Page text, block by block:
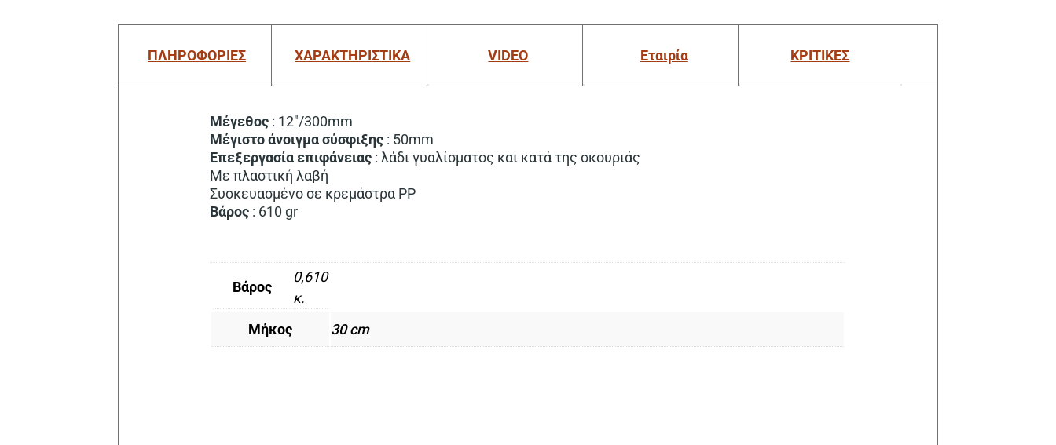
ΠΛΗΡΟΦΟΡΙΕΣ ΧΑΡΑΚΤΗΡΙΣΤΙΚΑ VIDEO Εταιρία ΚΡΙΤΙΚΕΣ
Μέγεθος : 12″/300mm
Μέγιστο άνοιγμα σύσφιξης : 50mm
Επεξεργασία επιφάνειας : λάδι γυαλίσματος και κατά της σκουριάς
Με πλαστική λαβή
Συσκευασμένο σε κρεμάστρα PP
Βάρος : 610 gr
Βάρος
0,610
κ.
Μήκος
30 cm